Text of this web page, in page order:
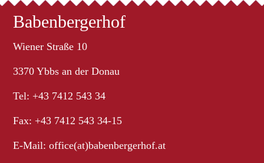
Babenbergerhof
Wiener Straße 10
3370 Ybbs an der Donau
Tel: +43 7412 543 34
Fax: +43 7412 543 34-15
E-Mail:office(at)babenbergerhof.at